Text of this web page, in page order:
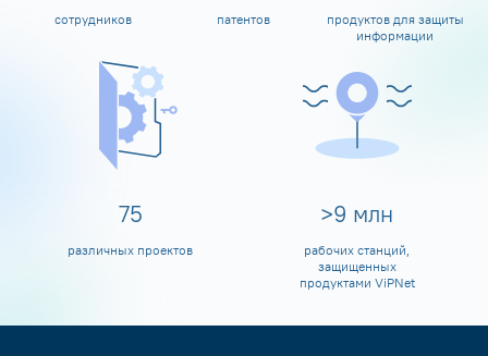
сотрудников патентов
продуктов для защиты
информации
80
различных проектов
>10 млн
рабочих станций,
защищенных
продуктами ViPNet